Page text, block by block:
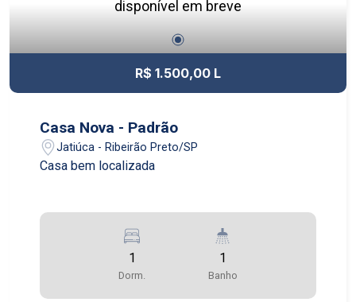
disponível em breve
R$ 1.500,00 L
Casa Nova - Padrão
Jatiúca - Ribeirão Preto/SP
Casa bem localizada
1
Dorm.
1
Banho